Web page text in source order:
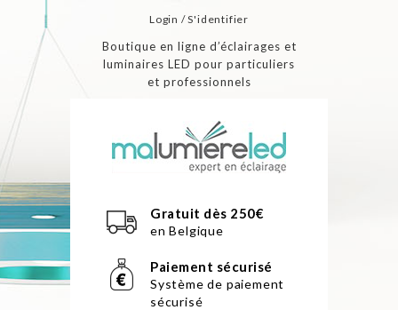
Login / S'identifier
Boutique en ligne d’éclairages et
luminaires LED pour particuliers
et professionnels
Gratuit dès 250€
en Belgique
Paiement sécurisé
Système de paiement
sécurisé